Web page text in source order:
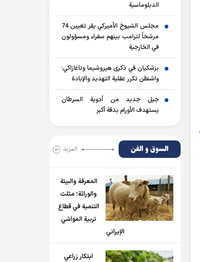
الدبلوماسية
مجلس الشيوخ الأميركي يقر تعيين 74
مرشحاً لترامب بينهم سفراء ومسؤولون
في الخارجية
بزشكيان في ذكرى هيروشيما وناغازاكي:
واشنطن تكرر عقلية التهديد والإبادة
جيل جديد من أدوية السرطان
يستهدف الأورام بدقة أكبر
السوق و الفن المزید
المعرفة والبيئة
والوراثة؛ مثلث
التنمية في قطاع
تربية المواشي
الإيراني
ابتكار زراعي